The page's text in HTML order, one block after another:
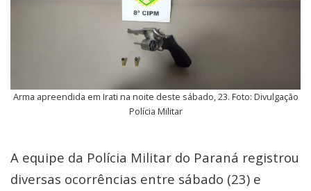
Arma apreendida em Irati na noite deste sábado, 23. Foto: Divulgação
Polícia Militar
A equipe da Polícia Militar do Paraná registrou
diversas ocorrências entre sábado (23) e